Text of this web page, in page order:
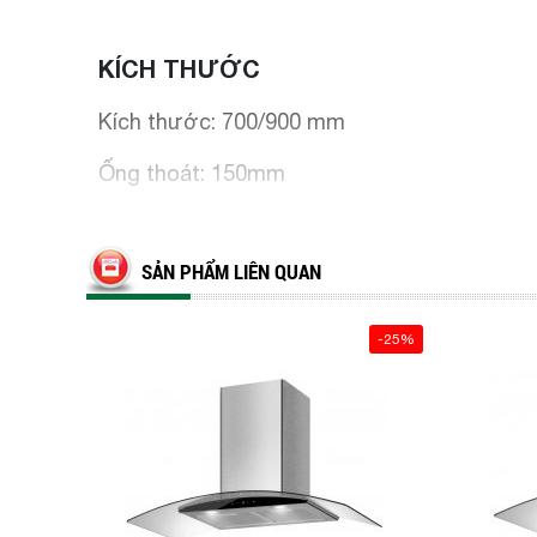
KÍCH THƯỚC
Kích thước: 700/900 mm
Ống thoát: 150mm
SẢN PHẨM LIÊN QUAN
-25%